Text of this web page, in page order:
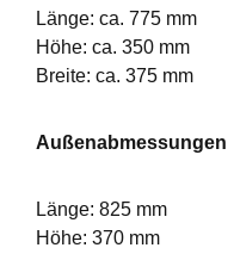
Länge: ca. 775 mm
Höhe: ca. 350 mm
Breite: ca. 375 mm
Außenabmessungen
Länge: 825 mm
Höhe: 370 mm